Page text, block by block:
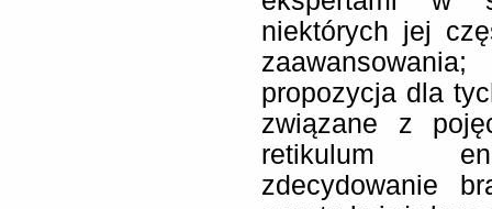
niektórych jej
propozycja dla
związane z
retikulum
zdecydowanie